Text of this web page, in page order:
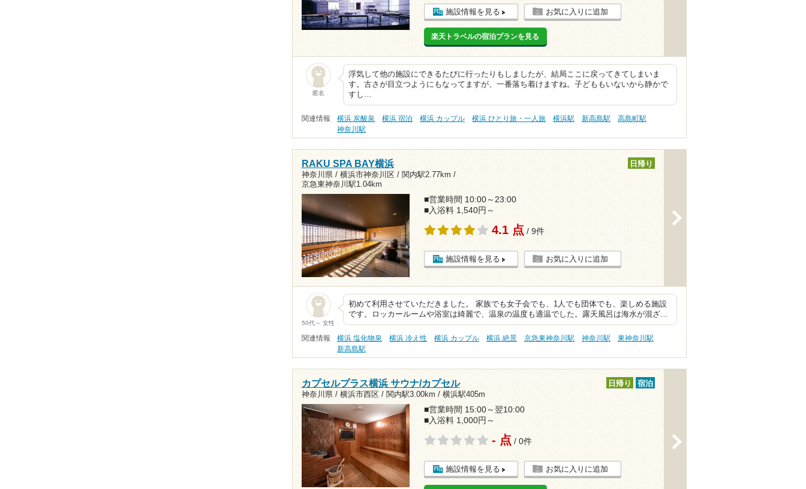
施設情報を見る お気に入りに追加
楽天トラベルの宿泊プランを見る
匿名
浮気して他の施設にできるたびに行ったりもしましたが、結局ここに戻ってきてしまいま
す。古さが目立つようにもなってますが、一番落ち着けますね。子どももいないから静かで
すし…
関連情報 横浜 炭酸泉 横浜 宿泊 横浜 カップル 横浜 ひとり旅・一人旅 横浜駅 新高島駅
高島町駅
神奈川駅
RAKU SPA BAY横浜
神奈川県 / 横浜市神奈川区 / 関内駅2.77km /
京急東神奈川駅1.04km
日帰り
■営業時間 10:00～23:00
■入浴料 1,540円～
4.1 点 / 9件
施設情報を見る お気に入りに追加
50代～ 女性
初めて利用させていただきました。 家族でも女子会でも、1人でも団体でも、楽しめる施設
です。ロッカールームや浴室は綺麗で、温泉の温度も適温でした。露天風呂は海水が混ざ…
関連情報 横浜 塩化物泉 横浜 冷え性 横浜 カップル 横浜 絶景 京急東神奈川駅 神奈川駅
東神奈川駅
新高島駅
カプセルプラス横浜 サウナ/カプセル
神奈川県 / 横浜市西区 / 関内駅3.00km / 横浜駅405m
日帰り 宿泊
■営業時間 15:00～翌10:00
■入浴料 1,000円～
- 点 / 0件
施設情報を見る お気に入りに追加